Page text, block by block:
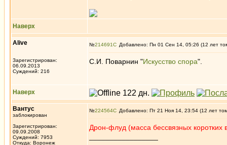
Наверх
Alive
Зарегистрирован:
06.09.2013
Суждений: 216
№214691 Добавлено: Пн 01 Сен 14, 05:26 (12 лет
С.И. Поварнин "Искусство спора".
Наверх
Вантус
заблокирован
Зарегистрирован:
09.09.2008
Суждений: 7953
Откуда: Воронеж
№224564 Добавлено: Пт 21 Ноя 14, 23:54 (12 лет
Дрон-флуд (масса бессвязных